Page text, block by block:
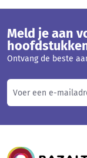
Meld je aan
Ontvang de beste
Bazalt Groep